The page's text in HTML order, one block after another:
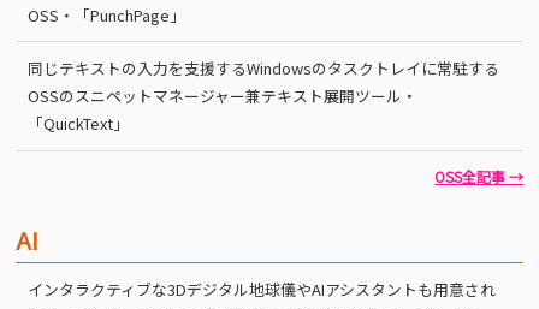
OSS・「PunchPage」
同じテキストの入力を支援するWindowsのタスクトレイに常駐する
OSSのスニペットマネージャー兼テキスト展開ツール・
「QuickText」
OSS全記事 →
AI
インタラクティブな3Dデジタル地球儀やAIアシスタントも用意され